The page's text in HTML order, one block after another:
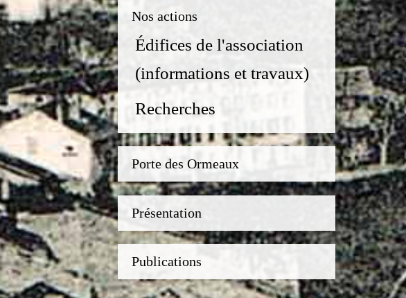
Nos actions
Édifices de l'association
(informations et travaux)
Recherches
Porte des Ormeaux
Présentation
Publications